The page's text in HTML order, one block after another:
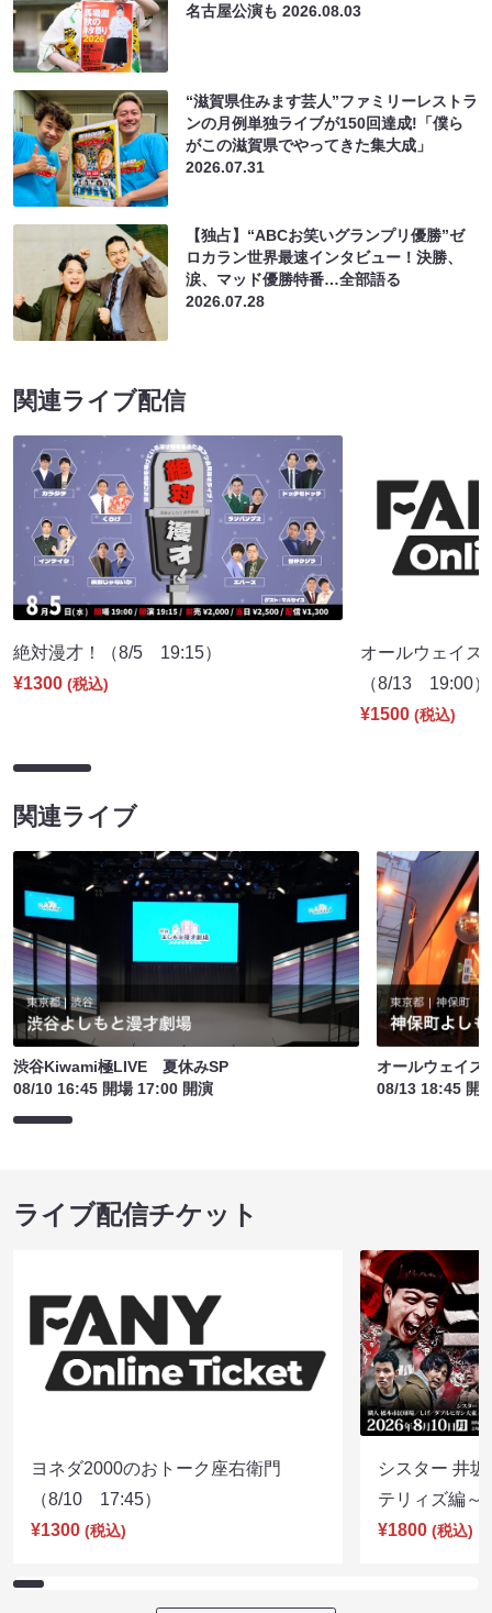
名古屋公演も2026.08.03
“滋賀県住みます芸人”ファミリーレストラ
ンの月例単独ライブが150回達成!「僕ら
がこの滋賀県でやってきた集大成」
2026.07.31
【独占】“ABCお笑いグランプリ優勝”ゼ
ロカラン世界最速インタビュー！決勝、
涙、マッド優勝特番…全部語る
2026.07.28
関連ライブ配信
絶対漫才！（8/5 19:15）
¥1300 (税込)
オールウェイズ
（8/13 19:00）
¥1500 (税込)
関連ライブ
渋谷Kiwami極LIVE 夏休みSP
08/10 16:45 開場 17:00 開演
オールウェイズ
08/13 18:45 開
ライブ配信チケット
ヨネダ2000のおトーク座右衛門
（8/10 17:45）
¥1300 (税込)
シスター 井
テリィズ編
¥1800 (税込)